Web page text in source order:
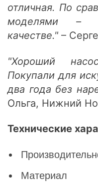
отличная. По
моделями –
качестве." –
"Хороший
Покупали для
два года без
Ольга, Нижний
Технические
Материал